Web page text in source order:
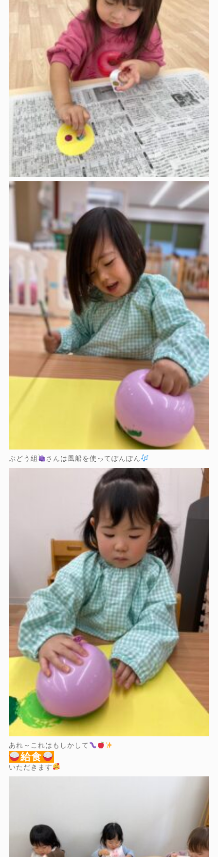
ぶどう組 さんは風船を使ってぽんぽん
あれ～これはもしかして
給食
いただきます